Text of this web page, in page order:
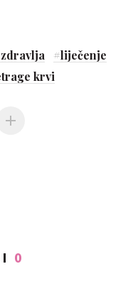
#liječenje
krvi
0